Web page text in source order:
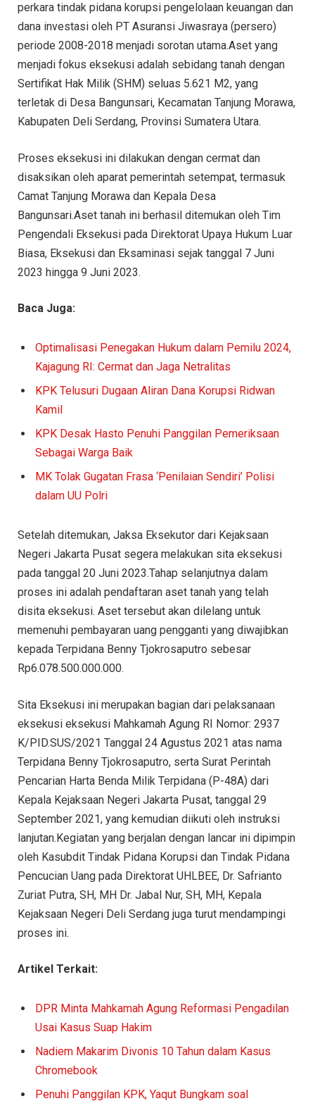
perkara tindak pidana korupsi pengelolaan keuangan dan
dana investasi oleh PT Asuransi Jiwasraya (persero)
periode 2008-2018 menjadi sorotan utama.Aset yang
menjadi fokus eksekusi adalah sebidang tanah dengan
Sertifikat Hak Milik (SHM) seluas 5.621 M2, yang
terletak di Desa Bangunsari, Kecamatan Tanjung Morawa,
Kabupaten Deli Serdang, Provinsi Sumatera Utara.
Proses eksekusi ini dilakukan dengan cermat dan
disaksikan oleh aparat pemerintah setempat, termasuk
Camat Tanjung Morawa dan Kepala Desa
Bangunsari.Aset tanah ini berhasil ditemukan oleh Tim
Pengendali Eksekusi pada Direktorat Upaya Hukum Luar
Biasa, Eksekusi dan Eksaminasi sejak tanggal 7 Juni
2023 hingga 9 Juni 2023.
Baca Juga:
Optimalisasi Penegakan Hukum dalam Pemilu 2024,
Kajagung RI: Cermat dan Jaga Netralitas
KPK Telusuri Dugaan Aliran Dana Korupsi Ridwan
Kamil
KPK Desak Hasto Penuhi Panggilan Pemeriksaan
Sebagai Warga Baik
MK Tolak Gugatan Frasa ‘Penilaian Sendiri’ Polisi
dalam UU Polri
Setelah ditemukan, Jaksa Eksekutor dari Kejaksaan
Negeri Jakarta Pusat segera melakukan sita eksekusi
pada tanggal 20 Juni 2023.Tahap selanjutnya dalam
proses ini adalah pendaftaran aset tanah yang telah
disita eksekusi. Aset tersebut akan dilelang untuk
memenuhi pembayaran uang pengganti yang diwajibkan
kepada Terpidana Benny Tjokrosaputro sebesar
Rp6.078.500.000.000.
Sita Eksekusi ini merupakan bagian dari pelaksanaan
eksekusi eksekusi Mahkamah Agung RI Nomor: 2937
K/PID.SUS/2021 Tanggal 24 Agustus 2021 atas nama
Terpidana Benny Tjokrosaputro, serta Surat Perintah
Pencarian Harta Benda Milik Terpidana (P-48A) dari
Kepala Kejaksaan Negeri Jakarta Pusat, tanggal 29
September 2021, yang kemudian diikuti oleh instruksi
lanjutan.Kegiatan yang berjalan dengan lancar ini dipimpin
oleh Kasubdit Tindak Pidana Korupsi dan Tindak Pidana
Pencucian Uang pada Direktorat UHLBEE, Dr. Safrianto
Zuriat Putra, SH, MH Dr. Jabal Nur, SH, MH, Kepala
Kejaksaan Negeri Deli Serdang juga turut mendampingi
proses ini.
Artikel Terkait:
DPR Minta Mahkamah Agung Reformasi Pengadilan
Usai Kasus Suap Hakim
Nadiem Makarim Divonis 10 Tahun dalam Kasus
Chromebook
Penuhi Panggilan KPK, Yaqut Bungkam soal